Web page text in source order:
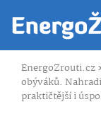
EnergoZrouti.cz
obýváků.
praktičtější i